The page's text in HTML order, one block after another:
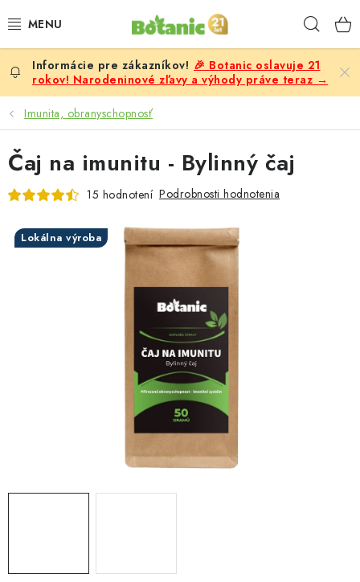
na
PREMIUM
DOPLNKY STRAVY
CIELE
POTRAVINY A NÁPOJE
ZĽAVY, AKCIE
Doprava a platba Recenzie
🎉 Botanic oslavuje 21
rokov! Narodeninové zľavy a výhody práve teraz →
Imunita, obranyschopnosť
Čaj na imunitu - Bylinný čaj
15 hodnotení Podrobnosti hodnotenia
Lokálna výroba